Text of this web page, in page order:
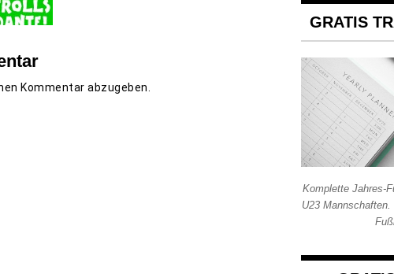
Kommentar abzugeben.
GRATIS
Komplette Jahres-
U23